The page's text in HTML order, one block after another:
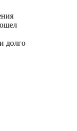
долго